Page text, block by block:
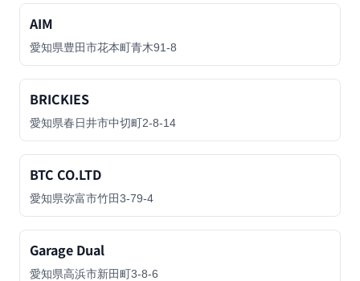
AIM
愛知県豊田市花本町青木91-8
BRICKIES
愛知県春日井市中切町2-8-14
BTC CO.LTD
愛知県弥富市竹田3-79-4
Garage Dual
愛知県高浜市新田町3-8-6